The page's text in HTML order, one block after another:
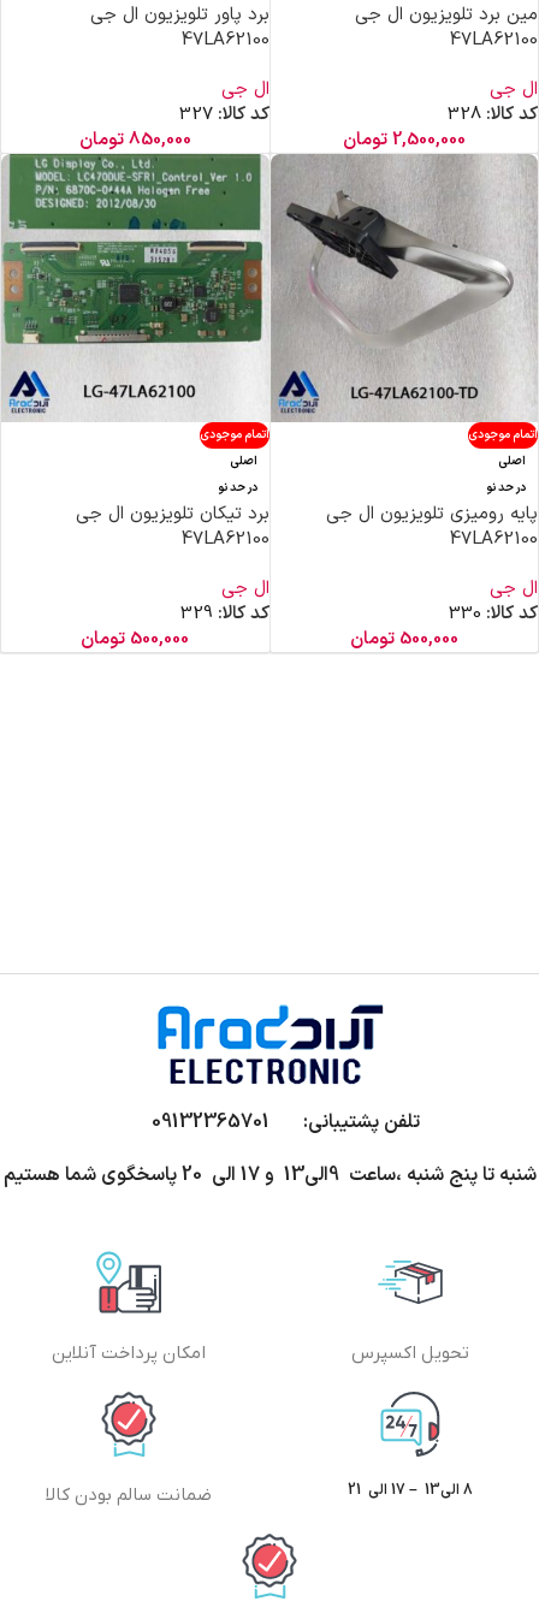
مین برد تلویزیون ال جی
47LA62100
ال جی
کد کالا: 328
2,500,000تومان
برد پاور تلویزیون ال جی
47LA62100
ال جی
کد کالا:327
850,000تومان
اتمام موجودی
اصلی
در حد نو
پایه رومیزی تلویزیون ال جی
47LA62100
ال جی
کد کالا: 330
500,000 تومان
اتمام موجودی
اصلی
در حد نو
برد تیکان تلویزیون ال جی
47LA62100
ال جی
کد کالا: 329
500,000 تومان
تلفن پشتیبانی: 09132365701
شنبه تا پنج شنبه ،ساعت 9الی13 و 17 الی 20 پاسخگوی شما هستیم
تحویل اکسپرس امکان پرداخت آنلاین
8 الی13 – 17 الی 21 ضمانت سالم بودن کالا